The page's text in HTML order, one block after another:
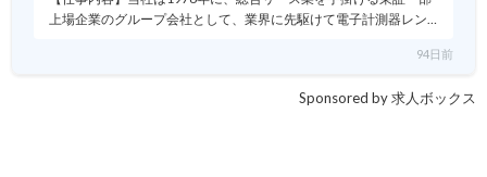
上場企業のグループ会社として、業界に先駆けて電子計測器レン…
94日前
Sponsored by 求人ボックス